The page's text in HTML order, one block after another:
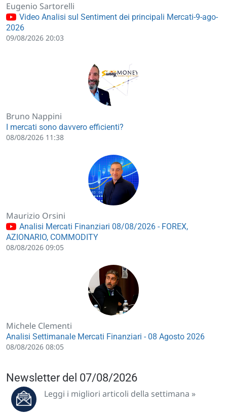
Eugenio Sartorelli
Video Analisi sul Sentiment dei principali Mercati-9-ago-
2026
09/08/2026 20:03
Bruno Nappini
I mercati sono davvero efficienti?
08/08/2026 11:38
Maurizio Orsini
Analisi Mercati Finanziari 08/08/2026 - FOREX,
AZIONARIO, COMMODITY
08/08/2026 09:05
Michele Clementi
Analisi Settimanale Mercati Finanziari - 08 Agosto 2026
08/08/2026 08:05
Newsletter del 07/08/2026
Leggi i migliori articoli della settimana »